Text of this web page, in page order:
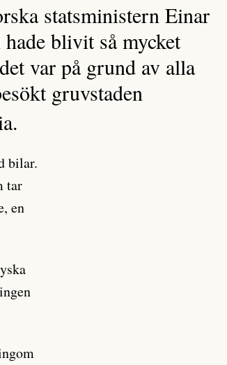
statsministern Einar
blivit så mycket
var på grund av alla
gruvstaden
bilar.
tar
en